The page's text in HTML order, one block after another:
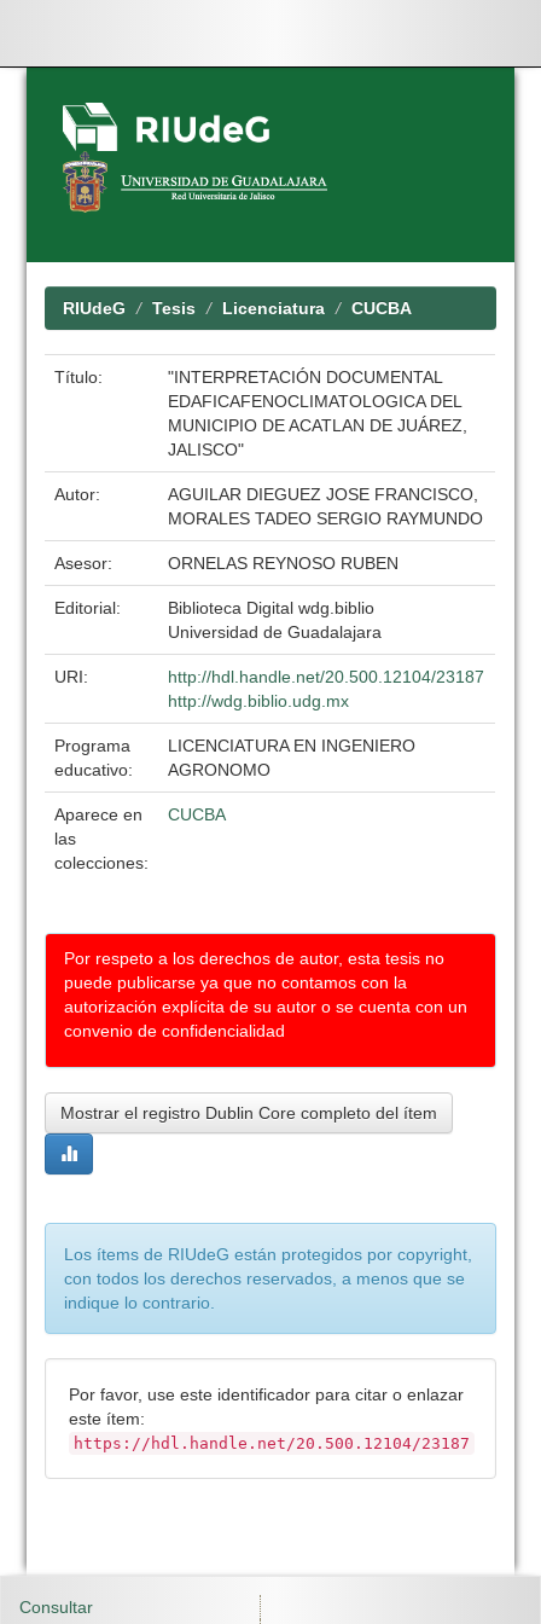
Skip
navigation
RIUdeG Tesis Licenciatura CUCBA
Título:
"INTERPRETACIÓN DOCUMENTAL
EDAFICAFENOCLIMATOLOGICA DEL
MUNICIPIO DE ACATLAN DE JUÁREZ,
JALISCO"
Autor:
AGUILAR DIEGUEZ JOSE FRANCISCO,
MORALES TADEO SERGIO RAYMUNDO
Asesor: ORNELAS REYNOSO RUBEN
Editorial:
Biblioteca Digital wdg.biblio
Universidad de Guadalajara
URI:
http://hdl.handle.net/20.500.12104/23187
http://wdg.biblio.udg.mx
Programa
educativo:
LICENCIATURA EN INGENIERO
AGRONOMO
Aparece en
las
colecciones:
CUCBA
Por respeto a los derechos de autor, esta tesis no
puede publicarse ya que no contamos con la
autorización explícita de su autor o se cuenta con un
convenio de confidencialidad
Mostrar el registro Dublin Core completo del ítem
Los ítems de RIUdeG están protegidos por copyright,
con todos los derechos reservados, a menos que se
indique lo contrario.
Por favor, use este identificador para citar o enlazar
este ítem:
https://hdl.handle.net/20.500.12104/23187
Consultar